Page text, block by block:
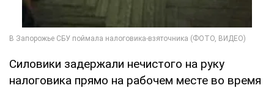
Силовики задержали нечистого на руку
налоговика прямо на рабочем месте во время